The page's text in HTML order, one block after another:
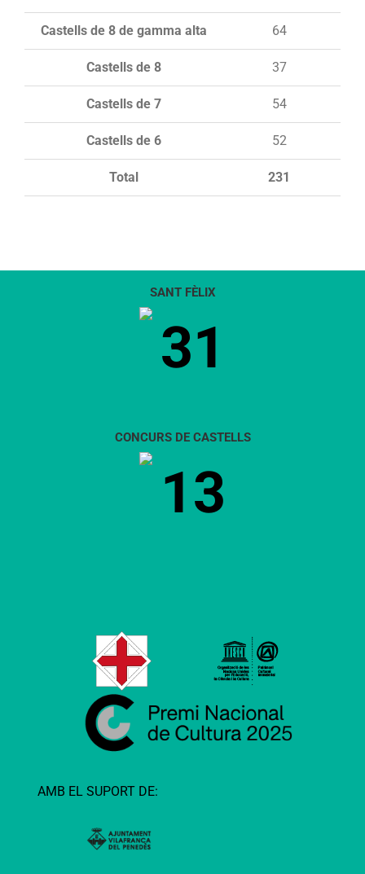
Total 231
Castells de 8 de gamma alta 64
Castells de 8 37
Castells de 7 54
Castells de 6 52
SANT FÈLIX
31
CONCURS DE CASTELLS
13
AMB EL SUPORT DE: